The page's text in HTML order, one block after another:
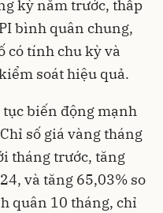
kỳ năm trước, thấp
bình quân chung,
có tính chu kỳ và
soát hiệu quả.
biến động mạnh
số giá vàng tháng
tháng trước, tăng
và tăng 65,03% so
quân 10 tháng, chỉ